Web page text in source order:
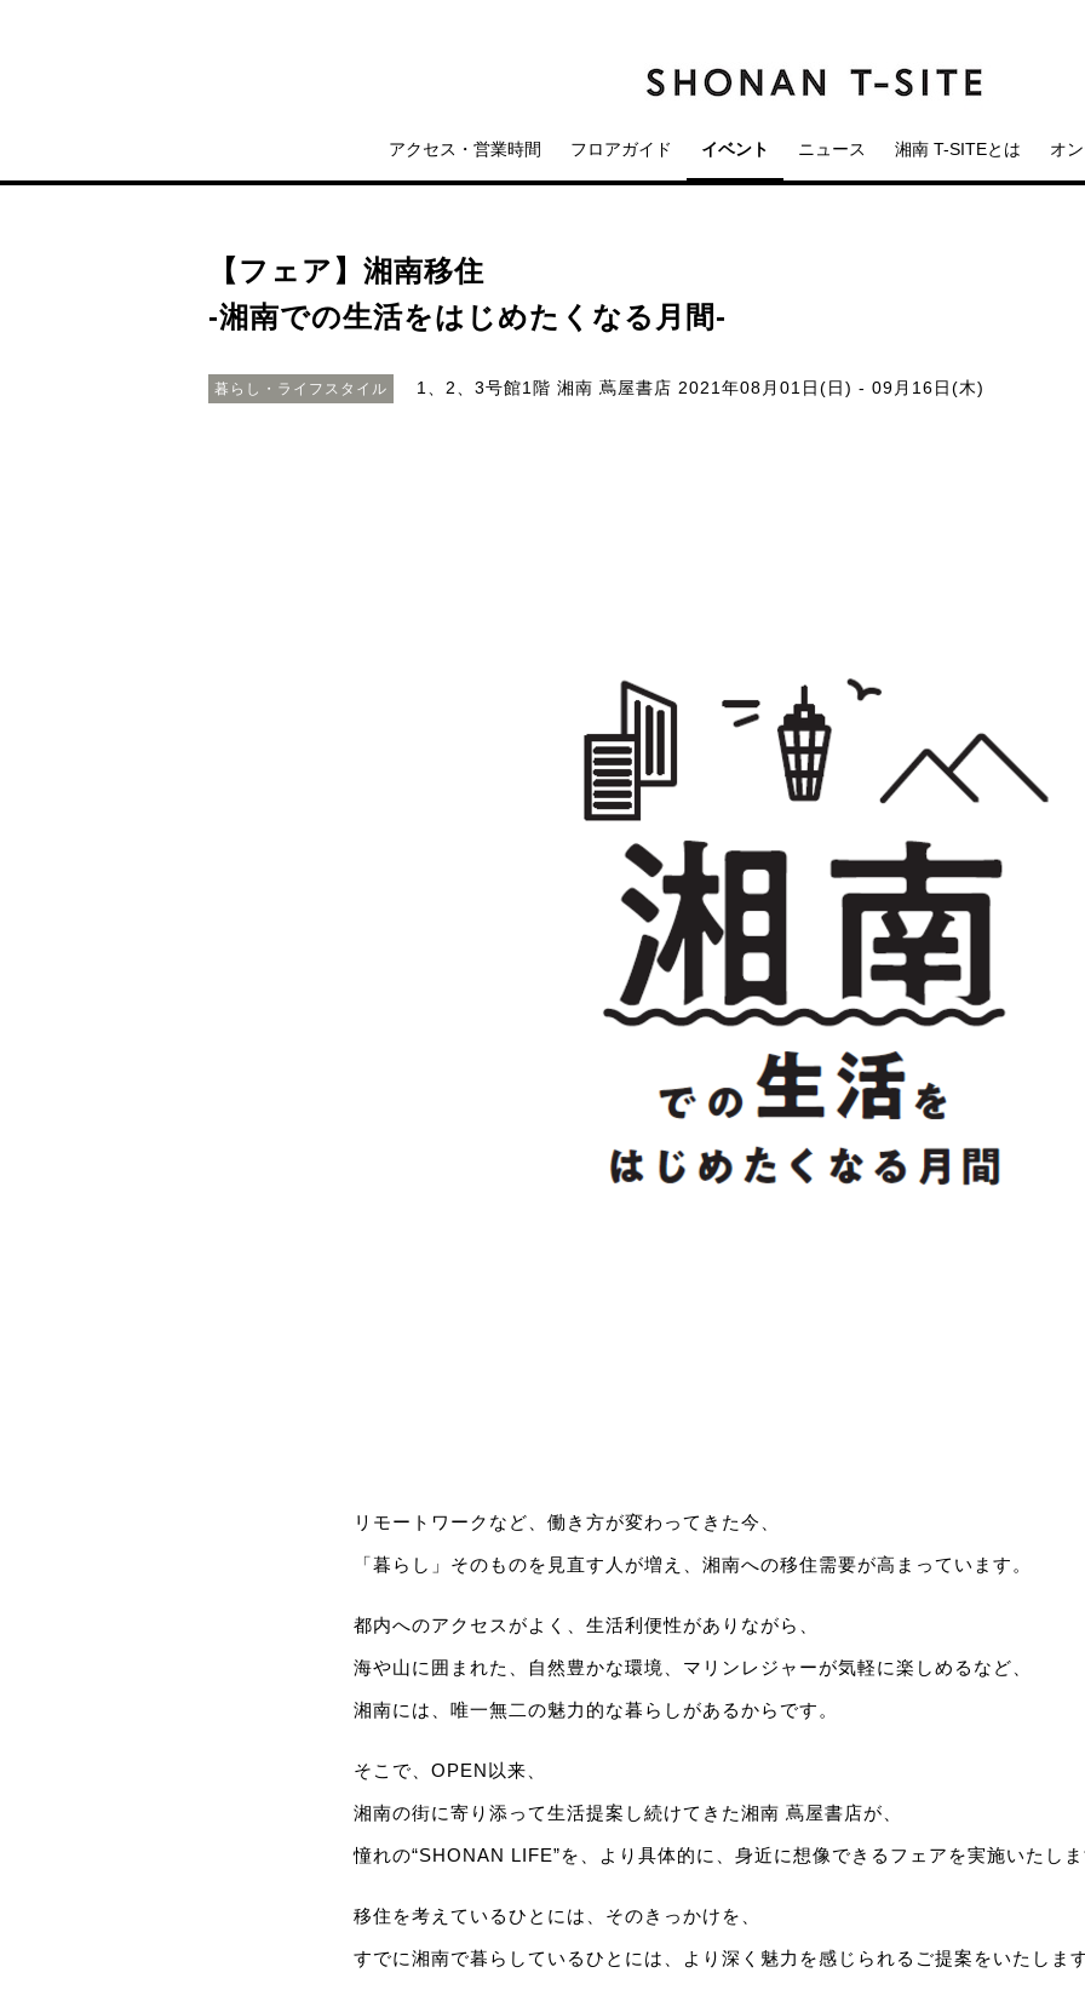
アクセス・営業時間 フロアガイド イベント ニュース 湘南 T-SITEとは オ
【フェア】湘南移住
-湘南での生活をはじめたくなる月間-
暮らし・ライフスタイル 1、2、3号館1階 湘南 蔦屋書店 2021年08月01日(日) - 09月16日(木)
リモートワークなど、働き方が変わってきた今、
「暮らし」そのものを見直す人が増え、湘南への移住需要が高まっています。
都内へのアクセスがよく、生活利便性がありながら、
海や山に囲まれた、自然豊かな環境、マリンレジャーが気軽に楽しめるなど、
湘南には、唯一無二の魅力的な暮らしがあるからです。
そこで、OPEN以来、
湘南の街に寄り添って生活提案し続けてきた湘南 蔦屋書店が、
憧れの“SHONAN LIFE”を、より具体的に、身近に想像できるフェアを実施いたしま
移住を考えているひとには、そのきっかけを、
すでに湘南で暮らしているひとには、より深く魅力を感じられるご提案をいたします